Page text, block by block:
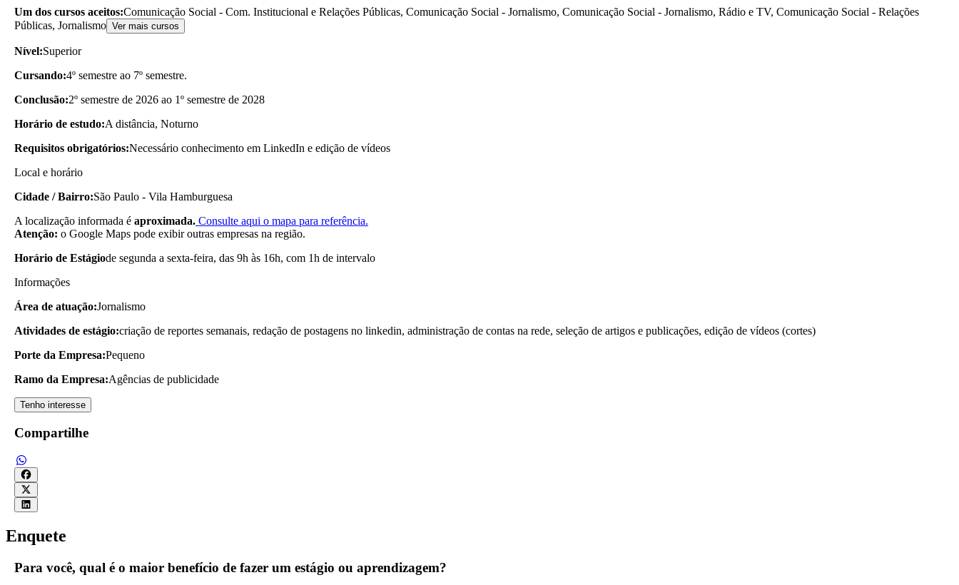
Um dos cursos aceitos:Comunicação Social - Com. Institucional e Relações Públicas, Comunicação Social - Jornalismo, Comunicação Social - Jornalismo, Rádio e TV, Comunicação Social - Relações
Públicas, Jornalismo Ver mais cursos
Nível:Superior
Cursando:4º semestre ao 7º semestre.
Conclusão:2º semestre de 2026 ao 1º semestre de 2028
Horário de estudo:A distância, Noturno
Requisitos obrigatórios:Necessário conhecimento em LinkedIn e edição de vídeos
Local e horário
Cidade / Bairro:São Paulo - Vila Hamburguesa
A localização informada é aproximada. Consulte aqui o mapa para referência.
Atenção: o Google Maps pode exibir outras empresas na região.
Horário de Estágiode segunda a sexta-feira, das 9h às 16h, com 1h de intervalo
Informações
Área de atuação:Jornalismo
Atividades de estágio:criação de reportes semanais, redação de postagens no linkedin, administração de contas na rede, seleção de artigos e publicações, edição de vídeos (cortes)
Porte da Empresa:Pequeno
Ramo da Empresa:Agências de publicidade
Tenho interesse
Compartilhe
Enquete
Para você, qual é o maior benefício de fazer um estágio ou aprendizagem?